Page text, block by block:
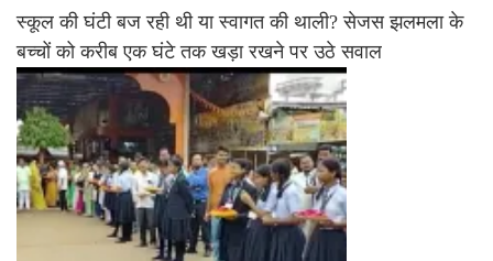
स्कूल की घंटी बज रही थी या स्वागत की थाली? सेजस झलमला के
बच्चों को करीब एक घंटे तक खड़ा रखने पर उठे सवाल